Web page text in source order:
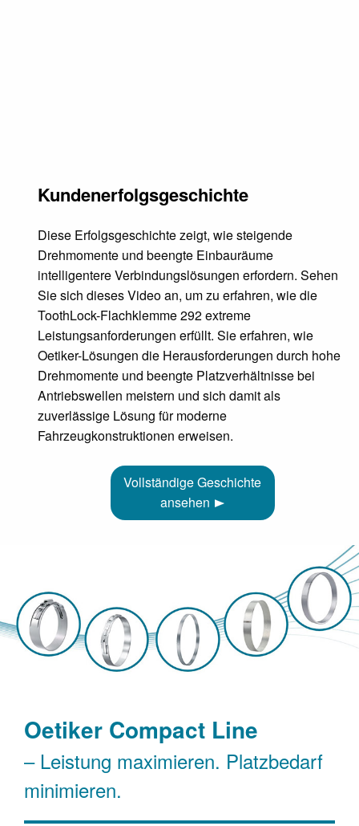
Kundenerfolgsgeschichte
Diese Erfolgsgeschichte zeigt, wie steigende
Drehmomente und beengte Einbauräume
intelligentere Verbindungslösungen erfordern. Sehen
Sie sich dieses Video an, um zu erfahren, wie die
ToothLock-Flachklemme 292 extreme
Leistungsanforderungen erfüllt. Sie erfahren, wie
Oetiker-Lösungen die Herausforderungen durch hohe
Drehmomente und beengte Platzverhältnisse bei
Antriebswellen meistern und sich damit als
zuverlässige Lösung für moderne
Fahrzeugkonstruktionen erweisen.
Vollständige Geschichte
ansehen
Oetiker Compact Line
– Leistung maximieren. Platzbedarf
minimieren.